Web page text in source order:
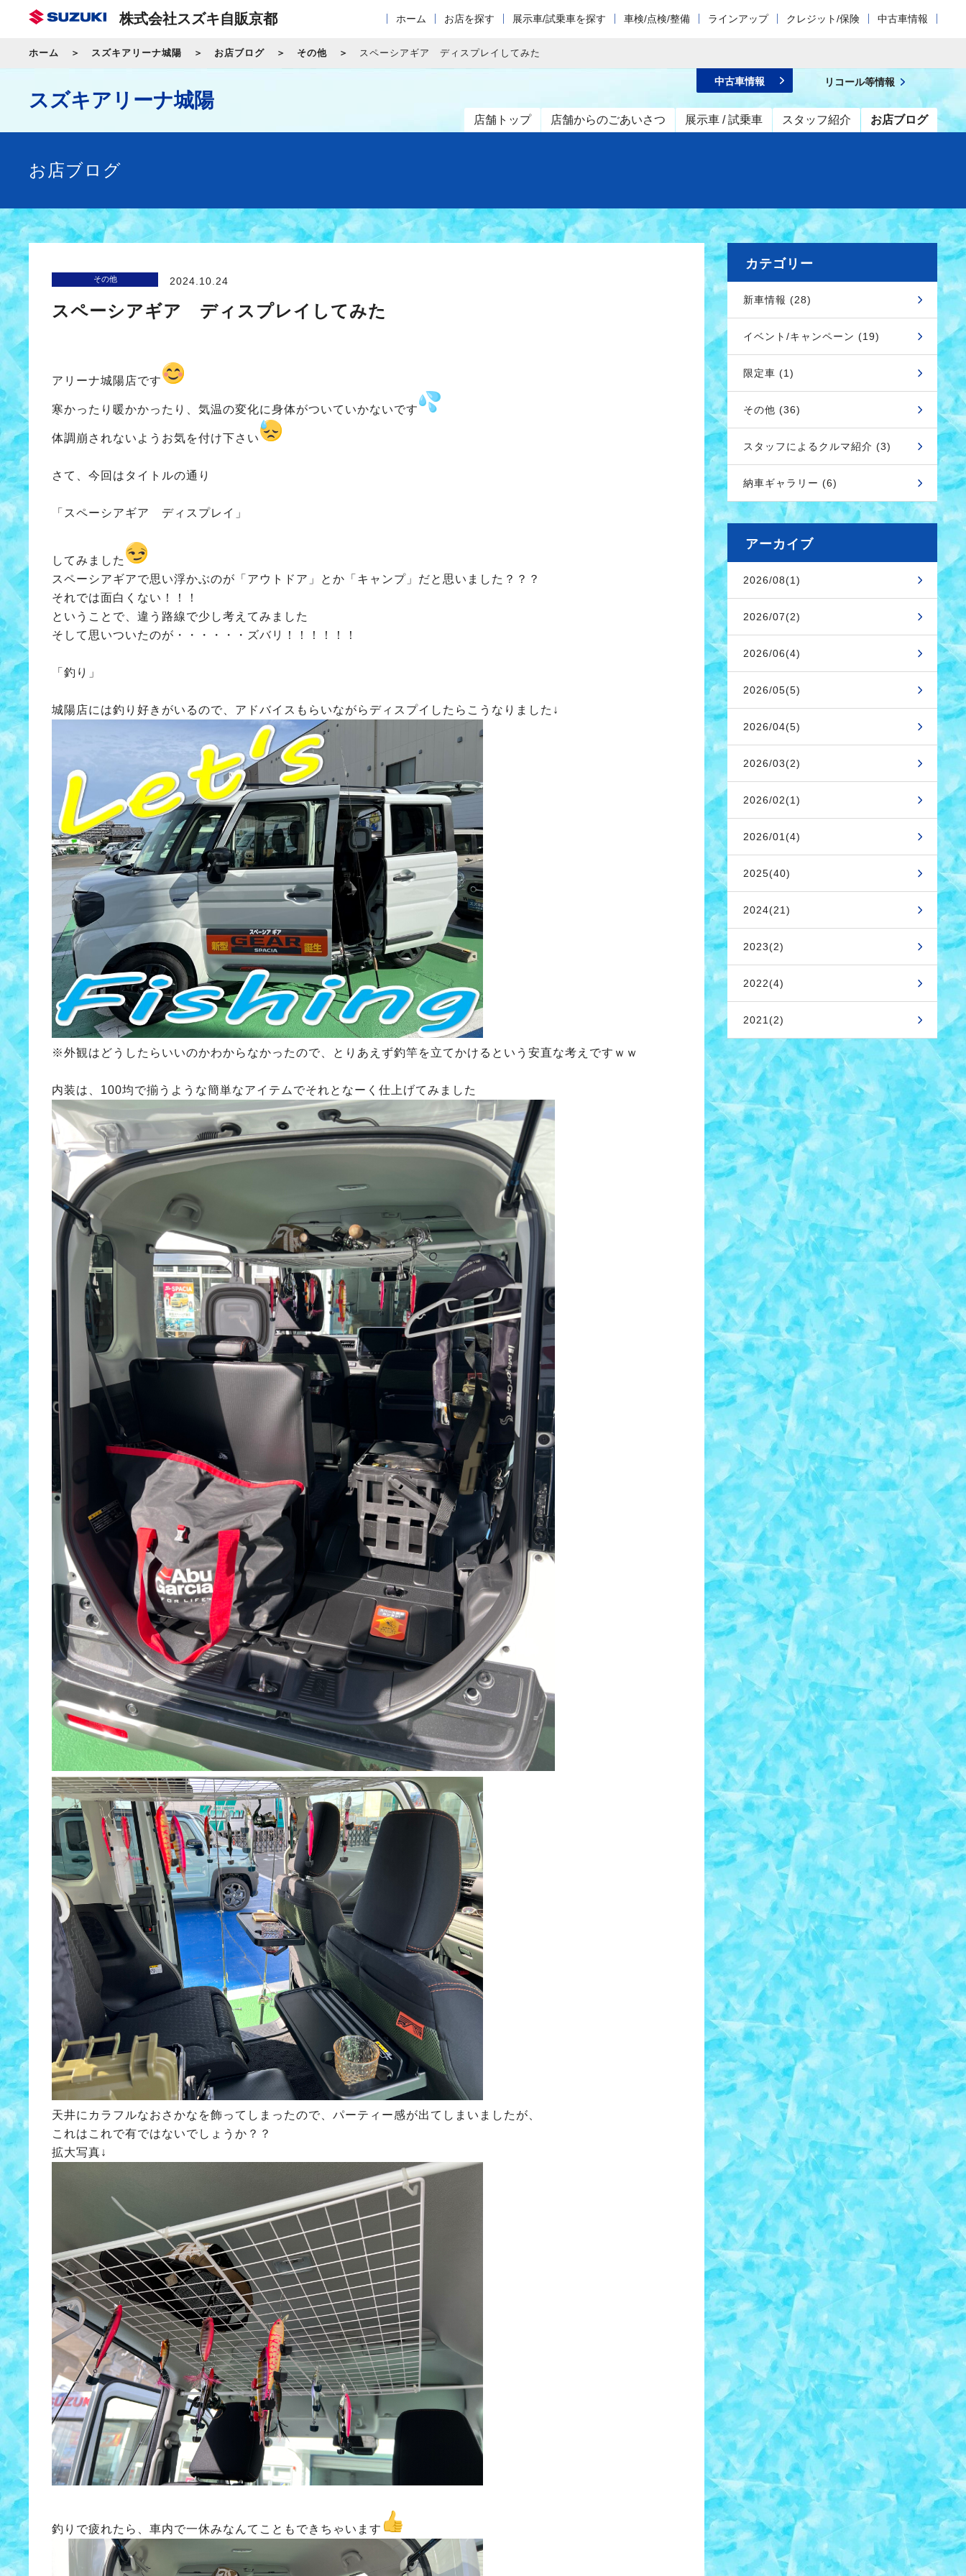
株式会社スズキ自販京都 ホーム お店を探す 展示車/試乗車を探す 車検/点検/整備 ラインアップ クレジット/保険 中古車情報
ホーム スズキアリーナ城陽 お店ブログ その他 スペーシアギア ディスプレイしてみた
スズキアリーナ城陽
店舗トップ 店舗からのごあいさつ 展示車 / 試乗車 スタッフ紹介 お店ブログ
中古車情報 リコール等情報
お店ブログ
その他 2024.10.24
スペーシアギア ディスプレイしてみた
アリーナ城陽店です
寒かったり暖かかったり、気温の変化に身体がついていかないです
体調崩されないようお気を付け下さい
さて、今回はタイトルの通り
「スペーシアギア ディスプレイ」
してみました
スペーシアギアで思い浮かぶのが「アウトドア」とか「キャンプ」だと思いました？？？
それでは面白くない！！！
ということで、違う路線で少し考えてみました
そして思いついたのが・・・・・・ズバリ！！！！！！
「釣り」
城陽店には釣り好きがいるので、アドバイスもらいながらディスプイしたらこうなりました↓
※外観はどうしたらいいのかわからなかったので、とりあえず釣竿を立てかけるという安直な考えですｗｗ
内装は、100均で揃うような簡単なアイテムでそれとなーく仕上げてみました
天井にカラフルなおさかなを飾ってしまったので、パーティー感が出てしまいましたが、
これはこれで有ではないでしょうか？？
拡大写真↓
釣りで疲れたら、車内で一休みなんてこともできちゃいます
カテゴリー
新車情報 (28)
イベント/キャンペーン (19)
限定車 (1)
その他 (36)
スタッフによるクルマ紹介 (3)
納車ギャラリー (6)
アーカイブ
2026/08(1)
2026/07(2)
2026/06(4)
2026/05(5)
2026/04(5)
2026/03(2)
2026/02(1)
2026/01(4)
2025(40)
2024(21)
2023(2)
2022(4)
2021(2)